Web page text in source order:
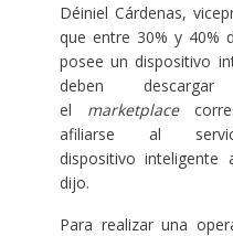
Déiniel Cárdenas,
que entre 30% y 40%
posee un dispositivo
deben
el marketplace
afiliarse al
dispositivo inteligente
dijo.
Para realizar una